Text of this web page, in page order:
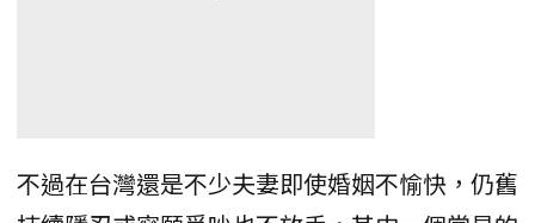
不過在台灣還是不少夫妻即使婚姻不愉快，仍舊